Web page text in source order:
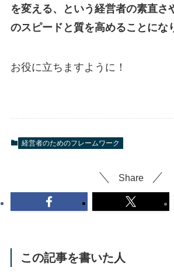
を変える、という経営者の素直さ
のスピードと質を高めることにな
お役に立ちますように！
経営者のためのフレームワーク
Share
この記事を書いた人